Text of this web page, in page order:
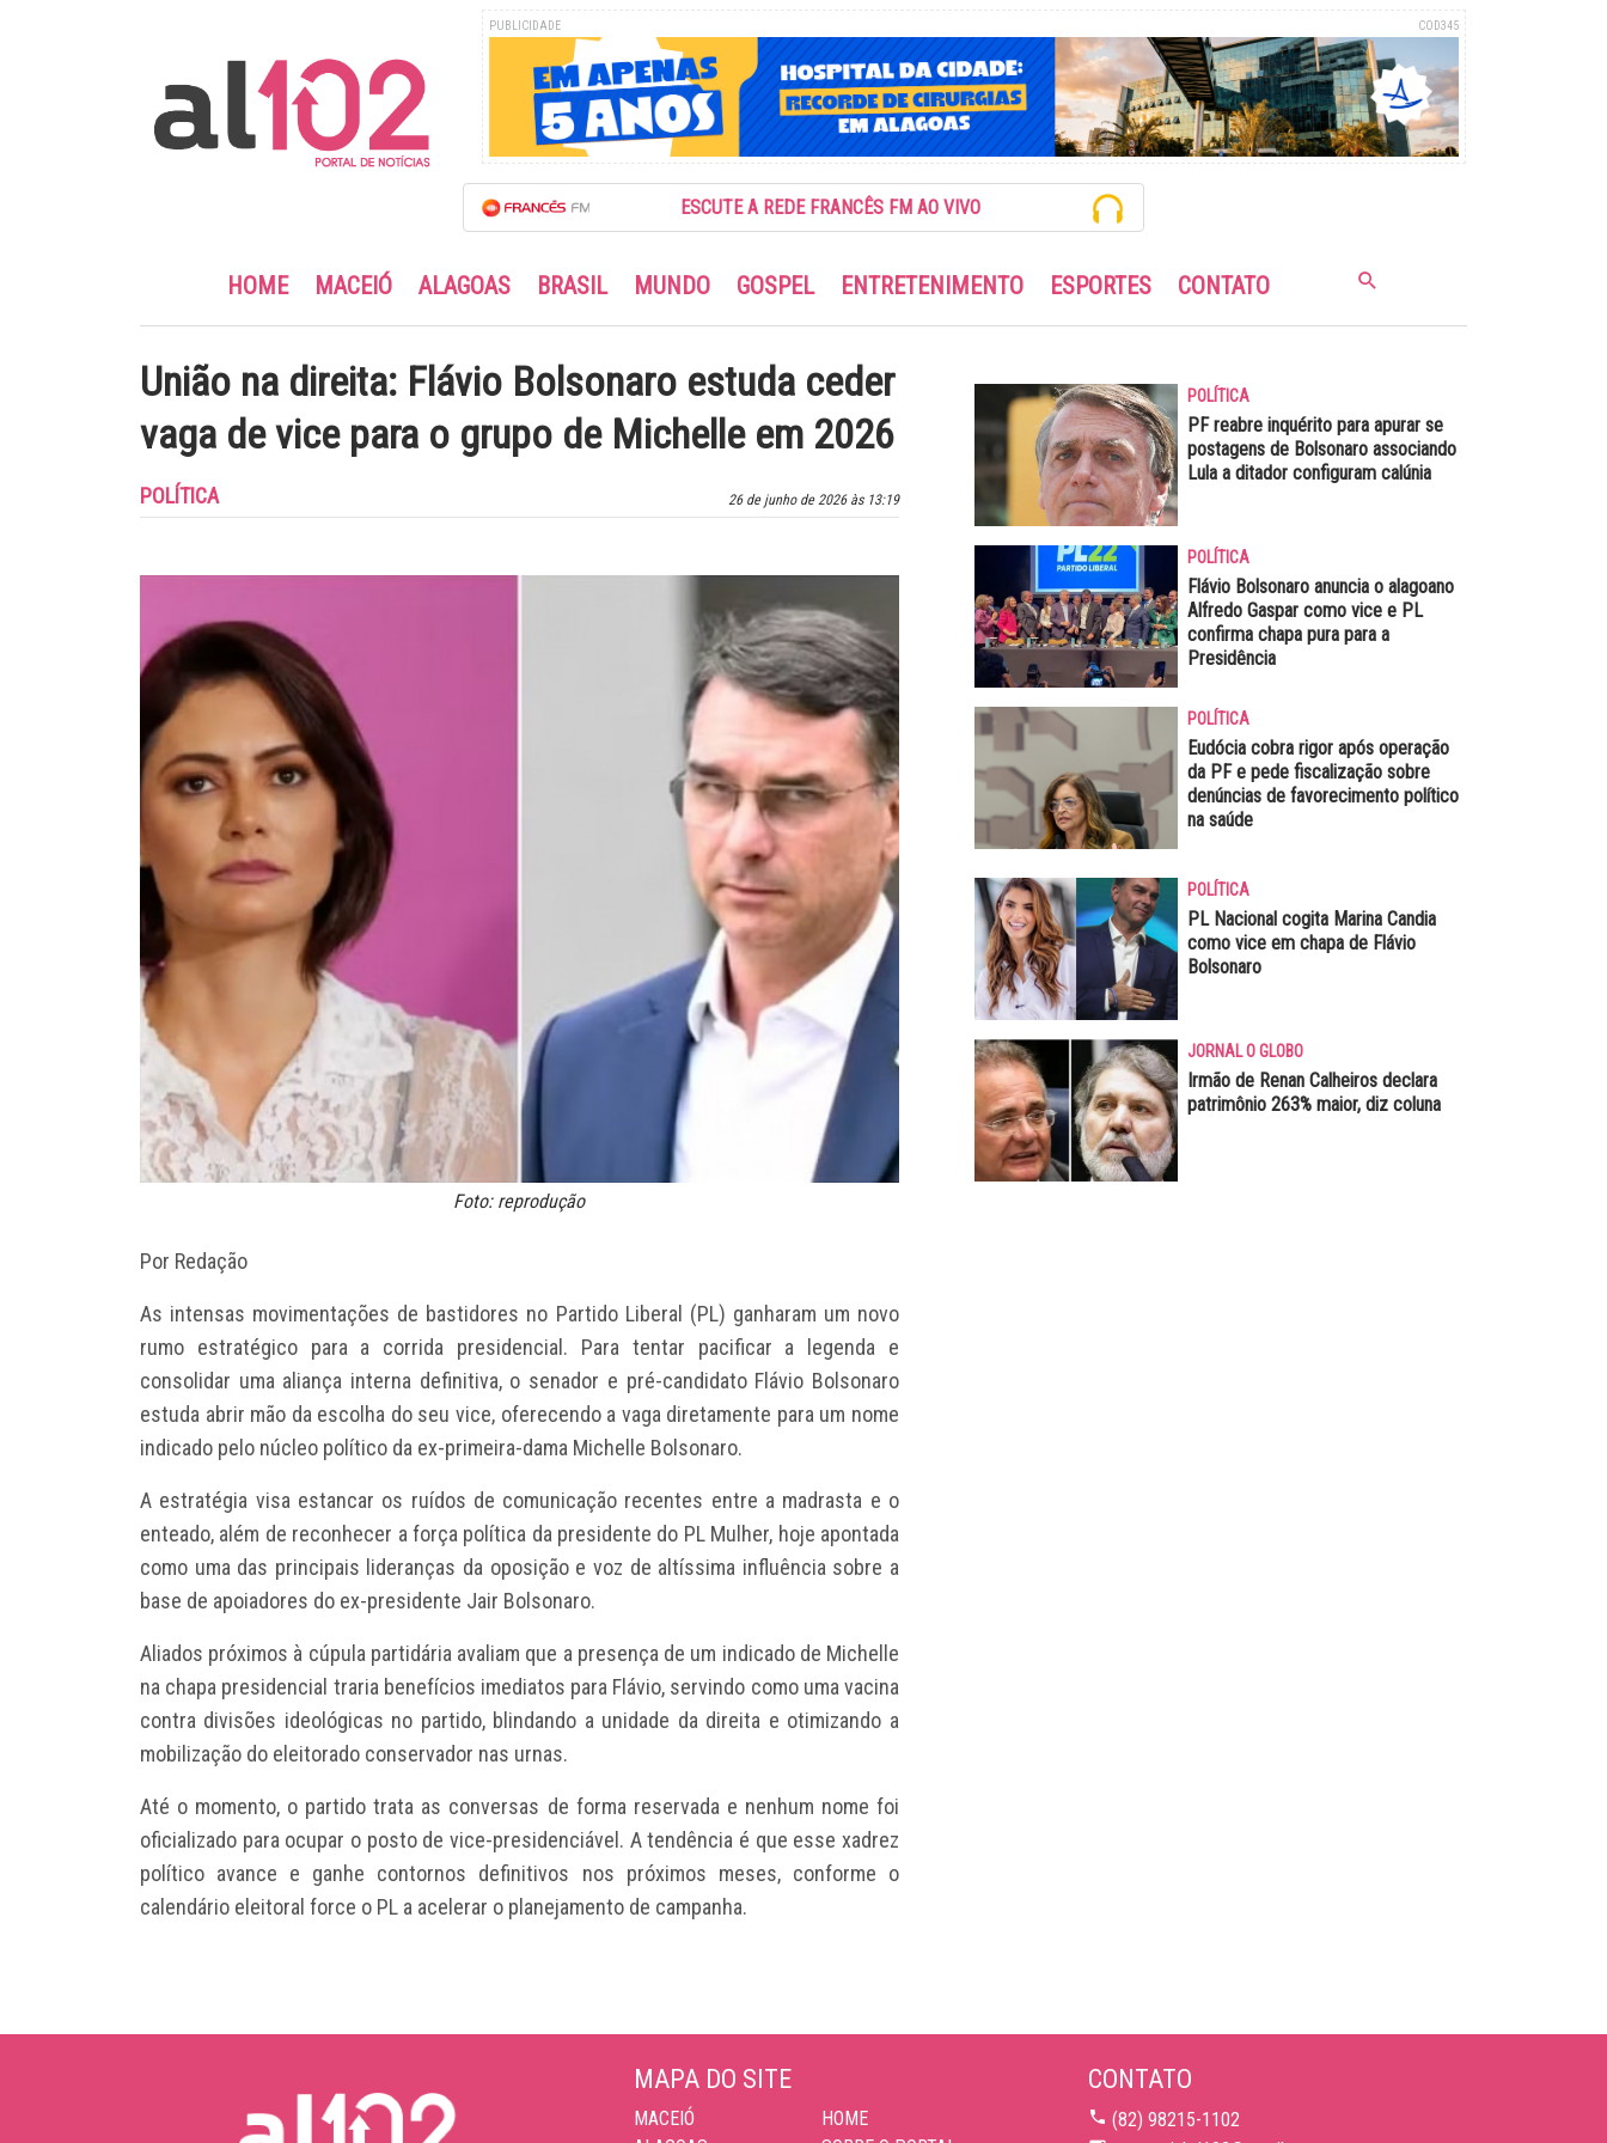
PUBLICIDADE COD345
ESCUTE A REDE FRANCÊS FM AO VIVO
HOME MACEIÓ ALAGOAS BRASIL MUNDO GOSPEL ENTRETENIMENTO ESPORTES CONTATO
União na direita: Flávio Bolsonaro estuda ceder
vaga de vice para o grupo de Michelle em 2026
26 de junho de 2026 às 13:19
POLÍTICA
Foto: reprodução
Por Redação
As intensas movimentações de bastidores no Partido Liberal (PL) ganharam um novo
rumo estratégico para a corrida presidencial. Para tentar pacificar a legenda e
consolidar uma aliança interna definitiva, o senador e pré-candidato Flávio Bolsonaro
estuda abrir mão da escolha do seu vice, oferecendo a vaga diretamente para um nome
indicado pelo núcleo político da ex-primeira-dama Michelle Bolsonaro.
A estratégia visa estancar os ruídos de comunicação recentes entre a madrasta e o
enteado, além de reconhecer a força política da presidente do PL Mulher, hoje apontada
como uma das principais lideranças da oposição e voz de altíssima influência sobre a
base de apoiadores do ex-presidente Jair Bolsonaro.
Aliados próximos à cúpula partidária avaliam que a presença de um indicado de Michelle
na chapa presidencial traria benefícios imediatos para Flávio, servindo como uma vacina
contra divisões ideológicas no partido, blindando a unidade da direita e otimizando a
mobilização do eleitorado conservador nas urnas.
Até o momento, o partido trata as conversas de forma reservada e nenhum nome foi
oficializado para ocupar o posto de vice-presidenciável. A tendência é que esse xadrez
político avance e ganhe contornos definitivos nos próximos meses, conforme o
calendário eleitoral force o PL a acelerar o planejamento de campanha.
POLÍTICA
PF reabre inquérito para apurar se
postagens de Bolsonaro associando
Lula a ditador configuram calúnia
POLÍTICA
Flávio Bolsonaro anuncia o alagoano
Alfredo Gaspar como vice e PL
confirma chapa pura para a
Presidência
POLÍTICA
Eudócia cobra rigor após operação
da PF e pede fiscalização sobre
denúncias de favorecimento político
na saúde
POLÍTICA
PL Nacional cogita Marina Candia
como vice em chapa de Flávio
Bolsonaro
JORNAL O GLOBO
Irmão de Renan Calheiros declara
patrimônio 263% maior, diz coluna
MAPA DO SITE
MACEIÓ
HOME
CONTATO
(82) 98215-1102